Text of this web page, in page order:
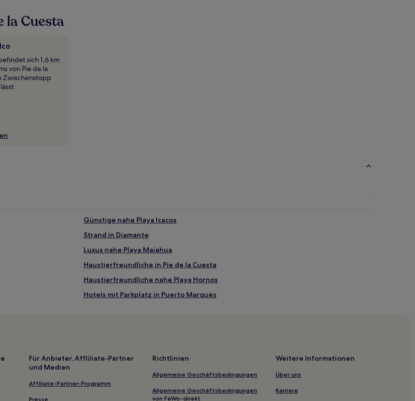
la Cuesta
sich 1,6 km
von Pie de la
Zwischenstopp
Günstige nahe Playa Icacos
Strand in Diamante
Luxus nahe Playa Majahua
Haustierfreundliche in Pie de la Cuesta
Haustierfreundliche nahe Playa Hornos
Hotels mit Parkplatz in Puerto Marqués
Haustierfreundliche in Acapulco
Haustierfreundliche nahe Playa Papagayo
3-Sterne-Hotels in Acapulco
Für Anbieter, Affliliate-Partner
und Medien
Affiliate-Partner-Programm
Presse
Richtlinien
Allgemeine Geschäftsbedingungen
Allgemeine Geschäftsbedingungen
von FeWo-direkt
Weitere Informationen
Über uns
Karriere